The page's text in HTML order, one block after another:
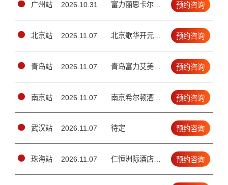
广州站 2026.10.31 富力丽思卡尔顿酒店2楼宴会厅（天河区珠江新城兴安路3号） 预约咨询
北京站 2026.11.07 北京歌华开元大酒店二层国际新闻大厅（北三环鼓楼外大街19号） 预约咨询
青岛站 2026.11.07 青岛富力艾美酒店五层大宴会厅（青岛市市北区延吉路112号） 预约咨询
南京站 2026.11.07 南京希尔顿酒店·3楼颂庭1/2厅(南京市建邺区江东中路100号) 预约咨询
武汉站 2026.11.07 待定 预约咨询
珠海站 2026.11.07 仁恒洲际酒店3楼宴会厅（香洲区情侣南路1号） 预约咨询